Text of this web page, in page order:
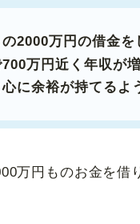
2000万円の借金を
万円近く年収が増
に余裕が持てるよ
万円ものお金を借